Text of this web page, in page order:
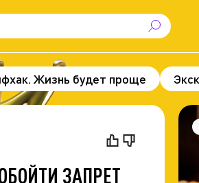
Жизнь будет проще
Здоровье Повод для
ЗАПРЕТ